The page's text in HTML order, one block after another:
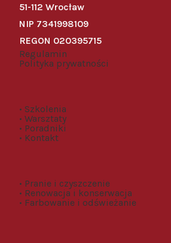
51-112 Wrocław
NIP 7341998109
REGON 020395715
Regulamin
Polityka prywatności
• Szkolenia
• Warsztaty
• Poradniki
• Kontakt
• Pranie i czyszczenie
• Renowacja i konserwacja
• Farbowanie i odświeżanie